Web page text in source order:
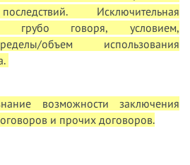
Исключительная
грубо говоря, условием,
объем использования
возможности заключения
и прочих договоров.